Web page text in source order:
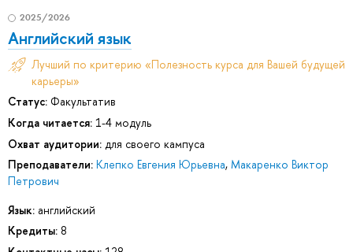
2025/2026
Английский язык
Лучший по критерию «Полезность курса для Вашей будущей
карьеры»
Статус: Факультатив
Когда читается: 1-4 модуль
Охват аудитории: для своего кампуса
Преподаватели: Клепко Евгения Юрьевна, Макаренко Виктор
Петрович
Язык: английский
Кредиты: 8